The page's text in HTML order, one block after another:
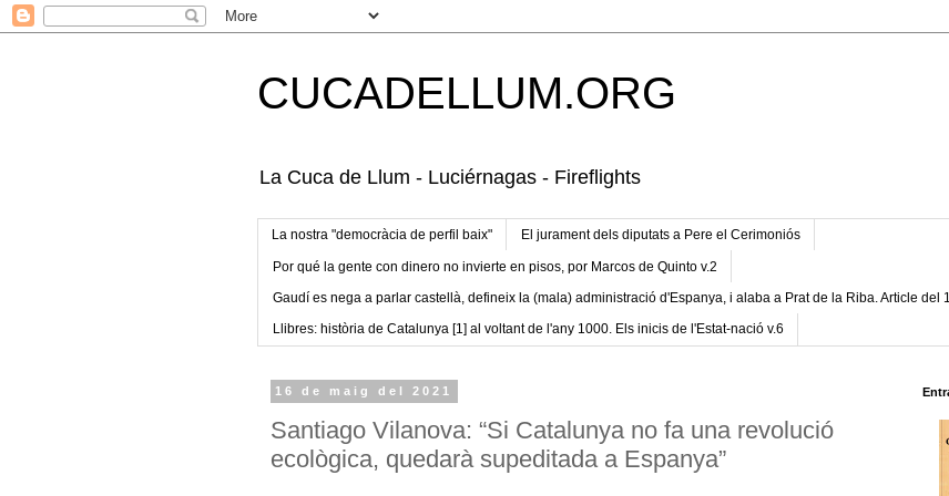
CUCADELLUM.ORG
La Cuca de Llum - Luciérnagas - Fireflights
La nostra "democràcia de perfil baix" El jurament dels diputats a Pere el Cerimoniós
Por qué la gente con dinero no invierte en pisos, por Marcos de Quinto v.2
Gaudí es nega a parlar castellà, defineix la (mala) administració d'Espanya, i alaba a Prat de la Riba. Article del
Llibres: història de Catalunya [1] al voltant de l'any 1000. Els inicis de l'Estat-nació v.6
16 de maig del 2021
Santiago Vilanova: “Si Catalunya no fa una revolució
ecològica, quedarà supeditada a Espanya”